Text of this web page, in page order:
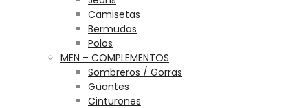
Camisetas
Bermudas
Polos
MEN – COMPLEMENTOS
Sombreros / Gorras
Guantes
Cinturones